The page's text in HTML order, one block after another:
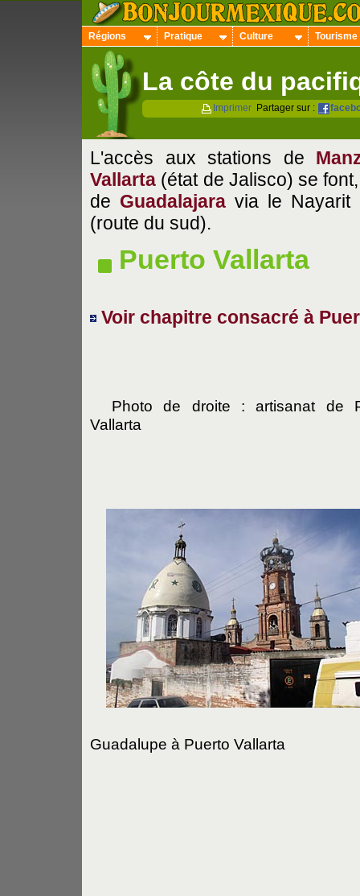
Régions Pratique Culture Tourisme
La côte du
Imprimer Partager sur :
L'accès aux stations de
Vallarta (état de Jalisco) se
de Guadalajara via le Nayarit
(route du sud).
Puerto Vallarta
Voir chapitre consacré à
Photo de droite : artisanat de
Vallarta
Guadalupe à Puerto Vallarta